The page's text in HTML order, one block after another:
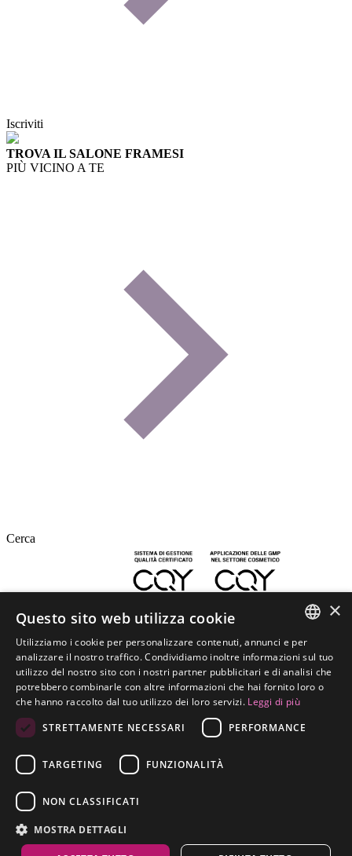
Iscriviti
TROVA IL SALONE FRAMESI
PIÙ VICINO A TE
Cerca
FRAMESI è certificata
Strada Statale dei Giovi 135 (GPS: 'via Reali 135')
20037 Paderno Dugnano (MI)
Tel. 0299040441
P. IVA 00729650960
APP COLLECTION
SALON LOCATOR
CONTATTI
LAVORA CON NOI
ENTRA NEL MONDOFRAMESI SOCIAL
ETICHETTATURA AMBIENTALE
ITALIAN
ENGLISH
SPANISH
CZECH
×
Questo sito web utilizza cookie
Utilizziamo i cookie per personalizzare contenuti, annunci e per
analizzare il nostro traffico. Condividiamo inoltre informazioni sul tuo
utilizzo del nostro sito con i nostri partner pubblicitari e di analisi che
potrebbero combinarle con altre informazioni che hai fornito loro o
che hanno raccolto dal tuo utilizzo dei loro servizi. Leggi di più
STRETTAMENTE NECESSARI
PERFORMANCE
TARGETING FUNZIONALITÀ
NON CLASSIFICATI
MOSTRA DETTAGLI